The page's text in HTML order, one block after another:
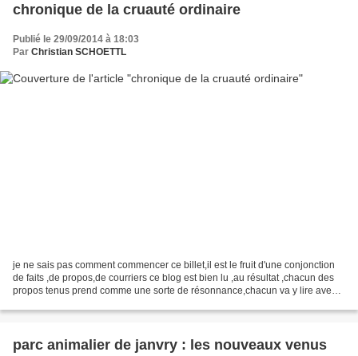
chronique de la cruauté ordinaire
Publié le 29/09/2014 à 18:03
Par Christian SCHOETTL
je ne sais pas comment commencer ce billet,il est le fruit d'une conjonction
de faits ,de propos,de courriers ce blog est bien lu ,au résultat ,chacun des
propos tenus prend comme une sorte de résonnance,chacun va y lire avec
parc animalier de janvry : les nouveaux venus